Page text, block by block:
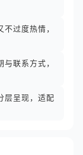
过度热情，
联系方式，
层呈现，适配